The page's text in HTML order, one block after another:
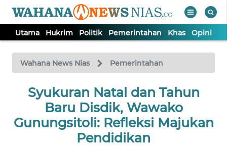
Utama Hukrim Politik Pemerintahan Khas Opini
Wahana News Nias Pemerintahan
Syukuran Natal dan Tahun
Baru Disdik, Wawako
Gunungsitoli: Refleksi Majukan
Pendidikan
TV
Tutup
UTAMA
HUKRIM